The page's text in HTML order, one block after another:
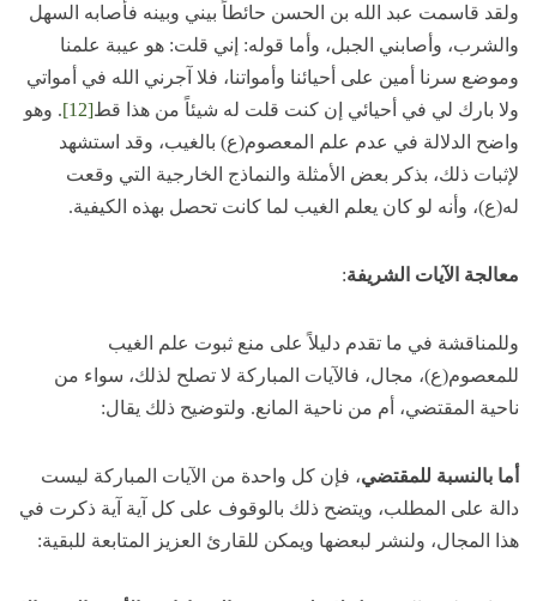
ولقد قاسمت عبد الله بن الحسن حائطاً بيني وبينه فأصابه السهل
والشرب، وأصابني الجبل، وأما قوله: إني قلت: هو عيبة علمنا
وموضع سرنا أمين على أحيائنا وأمواتنا، فلا آجرني الله في أمواتي
ولا بارك لي في أحيائي إن كنت قلت له شيئاً من هذا قط[12]
. وهو
واضح الدلالة في عدم علم المعصوم(ع) بالغيب، وقد استشهد
لإثبات ذلك، بذكر بعض الأمثلة والنماذج الخارجية التي وقعت
له(ع)، وأنه لو كان يعلم الغيب لما كانت تحصل بهذه الكيفية.
معالجة الآيات الشريفة:
وللمناقشة في ما تقدم دليلاً على منع ثبوت علم الغيب
للمعصوم(ع)، مجال، فالآيات المباركة لا تصلح لذلك، سواء من
ناحية المقتضي، أم من ناحية المانع. ولتوضيح ذلك يقال:
أما بالنسبة للمقتضي، فإن كل واحدة من الآيات المباركة ليست
دالة على المطلب، ويتضح ذلك بالوقوف على كل آية آية ذكرت في
هذا المجال، ولنشر لبعضها ويمكن للقارئ العزيز المتابعة للبقية: